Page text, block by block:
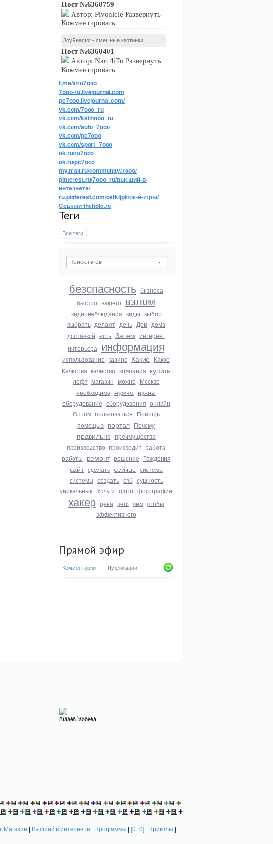
Пост №6360759
Автор: Pivonicle Развернуть
Комментировать
JoyReactor - смешные картинки ...
Пост №6360401
Автор: Naro4iTo Развернуть
Комментировать
t.me/s/ru7ooo
7ooo-ru.livejournal.com
pc7ooo.livejournal.com/
vk.com/7ooo_ru
vk.com/kkiinnoo_ru
vk.com/auto_7ooo
vk.com/pc7ooo
vk.com/sport_7ooo
ok.ru/ru7ooo
ok.ru/pc7ooo
my.mail.ru/community/7ooo/
pinterest.ru/7ooo_ru/высший-в-
интернете/
ru.pinterest.com/cetkijpk/пк-и-игры/
Ссылки thehole.ru
Теги
Все теги
безопасность бизнеса
быстро вашего взлом
видеонаблюдения виды выбор
выбрать делают день Дом дома
доставкой есть Зачем интернет
интерьера информация
использование казино Какие Какое
Качества качество компания купить
лофт магазин можно Москве
необходимо нужно нужны
оборудование оборудования онлайн
Оптом пользоваться Помощь
помощью портал Почему
правильно преимущества
производство происходит работа
работы ремонт решение Рождения
сайт сделать сейчас система
системы создать спб сущность
уникальные Услуги фото фотографии
хакер цена чего чем чтобы
эффективного
Прямой эфир
Комментарии Публикации
✚💾 ✚💾 ✚💾 ✚💾 ✚💾 ✚💾 ✚💾 ✚💾 ✚💾 ✚💾 ✚💾 ✚💾 ✚💾 ✚💾 ✚
💾 ✚💾 ✚💾 ✚💾 ✚💾 ✚💾 ✚💾 ✚💾 ✚💾 ✚💾 ✚💾 ✚💾 ✚💾 ✚💾 ✚💾 ✚
Магазин | Высший в интернете | Программы | [0_0]| Приколы |